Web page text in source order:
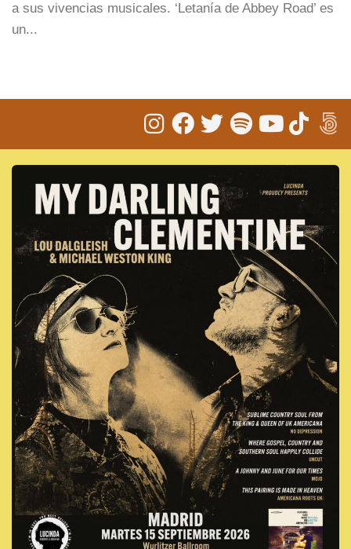
a sus vivencias musicales. ‘Letanía de Abbey Road’ es
un...